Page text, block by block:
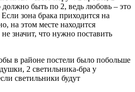
должно быть по 2, ведь любовь – это
зона брака приходится на
на этом месте находится
значит, что нужно поставить
в районе постели было побольше
2 светильника-бра у
светильники будут